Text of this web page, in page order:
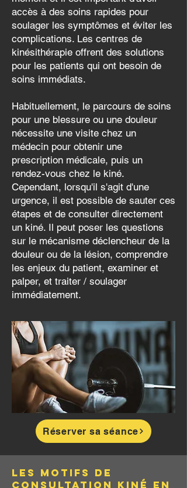
accès à des soins rapides pour
soulager les symptômes et éviter les
complications. Les centres de
kinésithérapie offrent des solutions
pour les patients qui ont besoin de
soins immédiats.
Habituellement, le parcours de soins
pour une blessure ou une douleur
nécessite une visite chez un
médecin pour obtenir une
prescription médicale, puis un
rendez-vous chez le kiné.
Cependant, lorsqu'il s'agit d'une
urgence, il est possible de sauter ces
étapes et de consulter directement
un kiné. Il peut poser les questions
sur le mécanisme déclencheur de la
douleur ou de la lésion, comprendre
les enjeux du patient, examiner et
palper, et traiter / soulager
immédiatement.
Réserver sa séance
Les motifs de
consultation kiné en